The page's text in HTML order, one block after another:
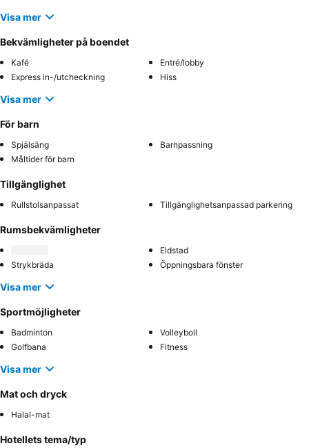
Visa mer
Bekvämligheter på boendet
Kafé
Entré/lobby
Express in-/utcheckning
Hiss
Visa mer
För barn
Spjälsäng
Barnpassning
Måltider för barn
Tillgänglighet
Rullstolsanpassat Tillgänglighetsanpassad parkering
Rumsbekvämligheter
Eldstad
Strykbräda
Öppningsbara fönster
Visa mer
Sportmöjligheter
Badminton
Volleyboll
Golfbana
Fitness
Visa mer
Mat och dryck
Halal-mat
Hotellets tema/typ